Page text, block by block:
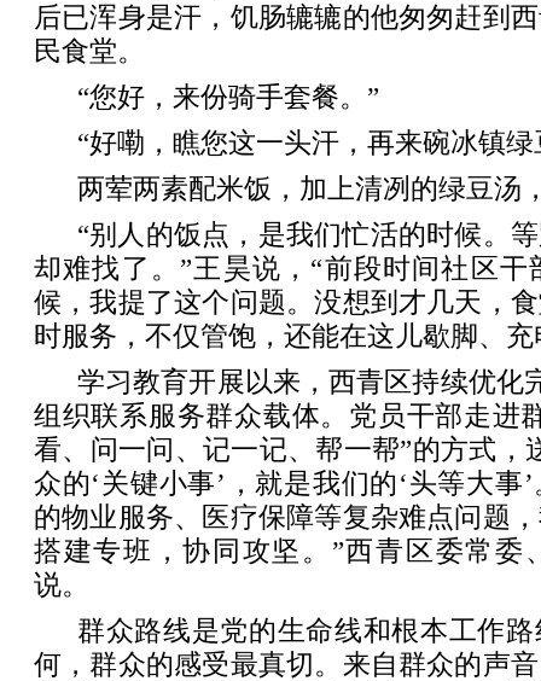
后已浑身是汗，饥肠辘辘的他匆匆赶到
民食堂。
“您好，来份骑手套餐。”
“好嘞，瞧您这一头汗，再来碗冰镇
两荤两素配米饭，加上清冽的绿豆汤
“别人的饭点，是我们忙活的时候。
却难找了。”王昊说，“前段时间社区
候，我提了这个问题。没想到才几天，
时服务，不仅管饱，还能在这儿歇脚、
学习教育开展以来，西青区持续优化
组织联系服务群众载体。党员干部走进
看、问一问、记一记、帮一帮”的方式，
众的‘关键小事’，就是我们的‘头等大事
的物业服务、医疗保障等复杂难点问题
搭建专班，协同攻坚。”西青区委常委
说。
群众路线是党的生命线和根本工作
何，群众的感受最真切。来自群众的声